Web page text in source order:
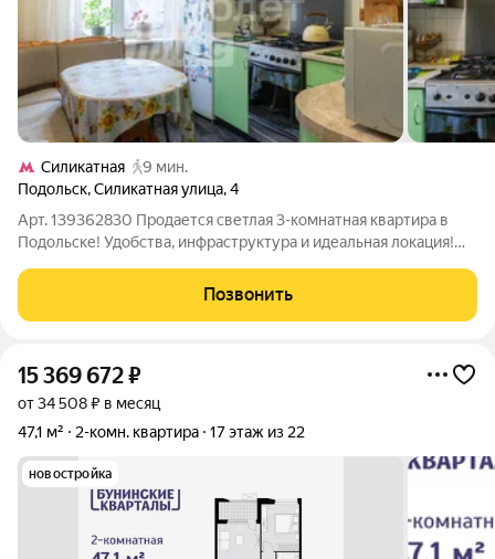
Силикатная
9 мин.
Подольск,Силикатная улица,4
Арт. 139362830 Продается светлая 3-комнатная квартира в
Подольске! Удобства, инфраструктура и идеальная локация!
Этаж: 3/10 (панельный дом, ухоженный подъезд, спокойные
соседи).
Позвонить
15 369 672₽
от 34 508 ₽ в месяц
47,1 м²
2-комн. квартира 17 этаж из 22
новостройка